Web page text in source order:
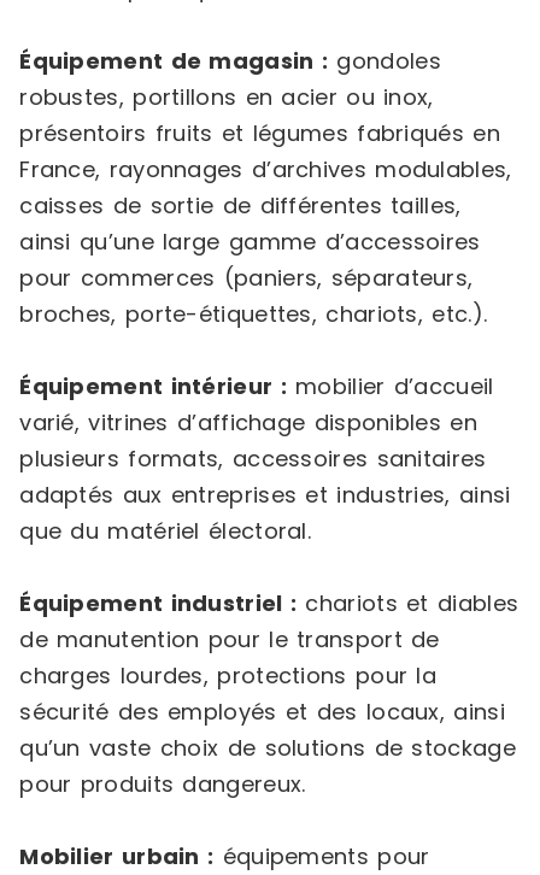
Équipement de magasin : gondoles
robustes, portillons en acier ou inox,
présentoirs fruits et légumes fabriqués en
France, rayonnages d’archives modulables,
caisses de sortie de différentes tailles,
ainsi qu’une large gamme d’accessoires
pour commerces (paniers, séparateurs,
broches, porte-étiquettes, chariots, etc.).
Équipement intérieur : mobilier d’accueil
varié, vitrines d’affichage disponibles en
plusieurs formats, accessoires sanitaires
adaptés aux entreprises et industries, ainsi
que du matériel électoral.
Équipement industriel : chariots et diables
de manutention pour le transport de
charges lourdes, protections pour la
sécurité des employés et des locaux, ainsi
qu’un vaste choix de solutions de stockage
pour produits dangereux.
Mobilier urbain : équipements pour